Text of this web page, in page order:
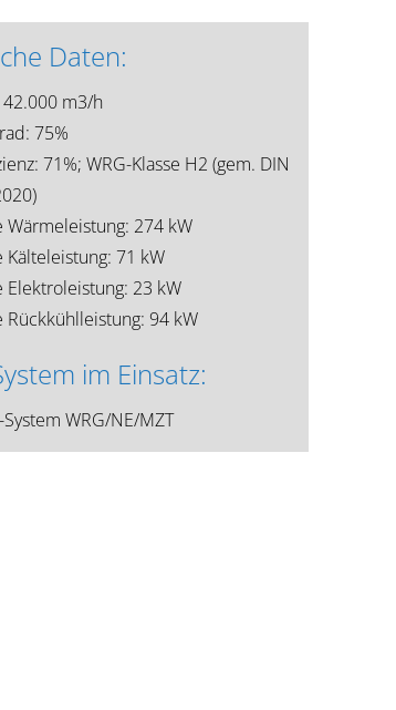
Daten:
m3/h
75%
71%; WRG-Klasse H2 (gem. DIN
Wärmeleistung: 274 kW
Kälteleistung: 71 kW
Elektroleistung: 23 kW
Rückkühlleistung: 94 kW
im Einsatz:
WRG/NE/MZT